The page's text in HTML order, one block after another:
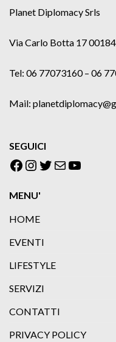
Planet Diplomacy Srls
Via Carlo Botta 17
Tel: 06 77073160 – 06
Mail:
SEGUICI
Facebook
Instagram
Twitter
EmailYouTube
MENU'
HOME
EVENTI
LIFESTYLE
SERVIZI
CONTATTI
PRIVACY POLICY